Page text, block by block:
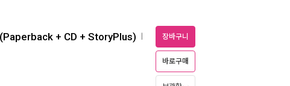
+ CD + StoryPlus) 장바구니
바로구매